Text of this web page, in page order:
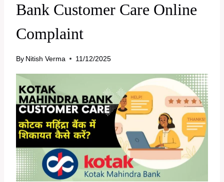
Bank Customer Care Online
Complaint
By Nitish Verma 11/12/2025